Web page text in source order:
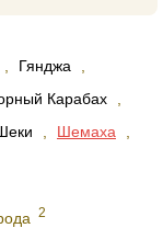
Гянджа
Карабах
Шемаха
2